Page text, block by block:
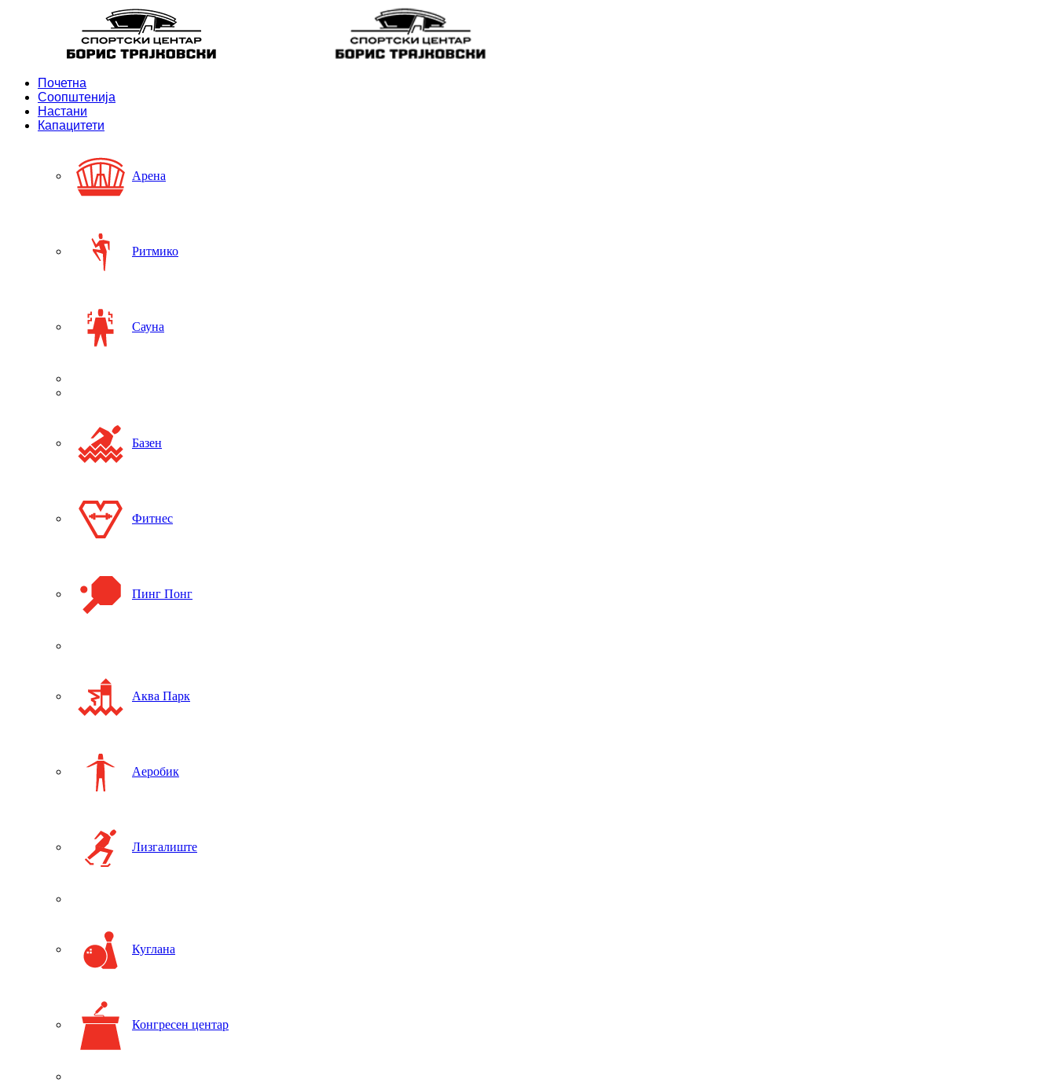
Почетна
Соопштенија
Настани
Капацитети
Арена
Ритмико
Сауна
Базен
Фитнес
Пинг Понг
Аква Парк
Аеробик
Лизгалиште
Куглана
Конгресен центар